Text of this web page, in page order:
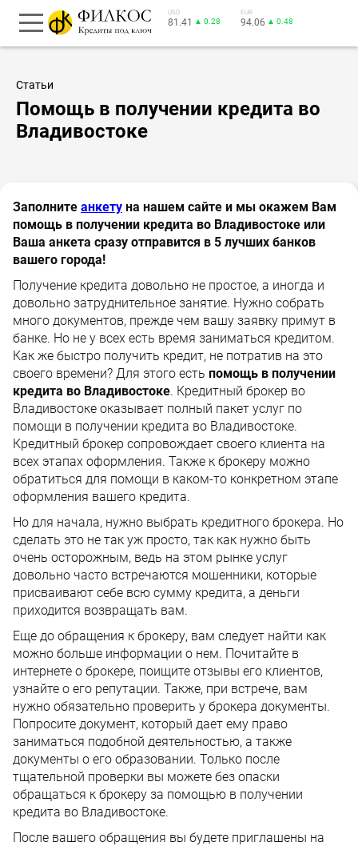
USD
81.41 ▲ 0.28
EUR
94.06 ▲ 0.48
Статьи
Помощь в получении кредита во
Владивостоке
Заполните анкету на нашем сайте и мы окажем Вам
помощь в получении кредита во Владивостоке или
Ваша анкета сразу отправится в 5 лучших банков
вашего города!
Получение кредита довольно не простое, а иногда и
довольно затруднительное занятие. Нужно собрать
много документов, прежде чем вашу заявку примут в
банке. Но не у всех есть время заниматься кредитом.
Как же быстро получить кредит, не потратив на это
своего времени? Для этого есть помощь в получении
кредита во Владивостоке. Кредитный брокер во
Владивостоке оказывает полный пакет услуг по
помощи в получении кредита во Владивостоке.
Кредитный брокер сопровождает своего клиента на
всех этапах оформления. Также к брокеру можно
обратиться для помощи в каком-то конкретном этапе
оформления вашего кредита.
Но для начала, нужно выбрать кредитного брокера. Но
сделать это не так уж просто, так как нужно быть
очень осторожным, ведь на этом рынке услуг
довольно часто встречаются мошенники, которые
присваивают себе всю сумму кредита, а деньги
приходится возвращать вам.
Еще до обращения к брокеру, вам следует найти как
можно больше информации о нем. Почитайте в
интернете о брокере, поищите отзывы его клиентов,
узнайте о его репутации. Также, при встрече, вам
нужно обязательно проверить у брокера документы.
Попросите документ, который дает ему право
заниматься подобной деятельностью, а также
документы о его образовании. Только после
тщательной проверки вы можете без опаски
обращаться к брокеру за помощью в получении
кредита во Владивостоке.
После вашего обращения вы будете приглашены на